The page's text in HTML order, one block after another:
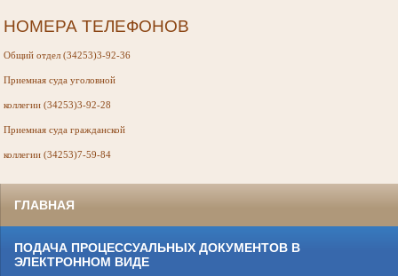
НОМЕРА ТЕЛЕФОНОВ
Общий отдел (34253)3-92-36
Приемная суда уголовной
коллегии (34253)3-92-28
Приемная суда гражданской
коллегии (34253)7-59-84
ГЛАВНАЯ
ПОДАЧА ПРОЦЕССУАЛЬНЫХ ДОКУМЕНТОВ В
ЭЛЕКТРОННОМ ВИДЕ